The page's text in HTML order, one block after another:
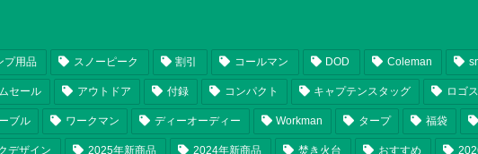
プ用品 スノーピーク 割引 コールマン DOD Coleman
セール アウトドア 付録 コンパクト キャプテンスタッグ ロゴス
ブル ワークマン ディーオーディー Workman タープ 福袋
デザイン 2025年新商品 2024年新商品 焚き火台 おすすめ